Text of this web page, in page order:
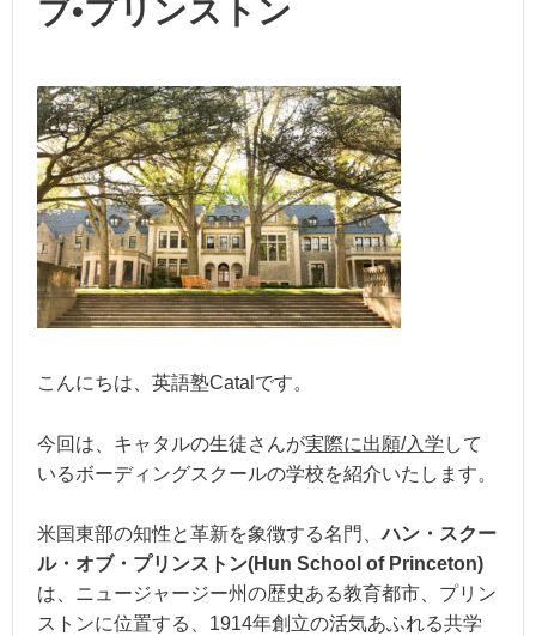
ブ•プリンストン
こんにちは、英語塾Catalです。
今回は、キャタルの生徒さんが実際に出願/入学 して
いるボーディングスクールの学校を紹介いたします。
米国東部の知性と革新を象徴する名門、ハン・スクー
ル・オブ・プリンストン(Hun School of Princeton)
は、ニュージャージー州の歴史ある教育都市、プリン
ストンに位置する、1914年創立の活気あふれる共学